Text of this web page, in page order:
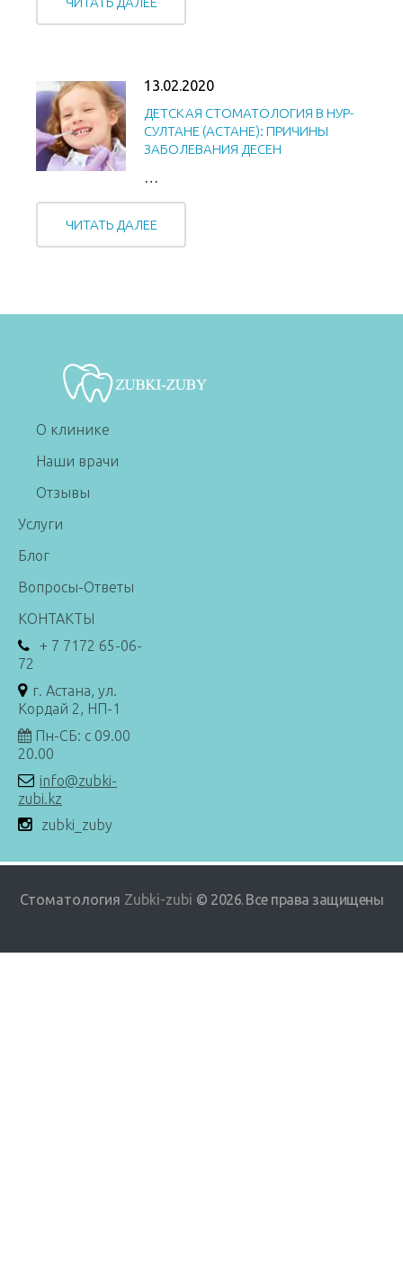
13.02.2020
ДЕТСКАЯ СТОМАТОЛОГИЯ В НУР-
СУЛТАНЕ (АСТАНЕ): ПРИЧИНЫ
ЗАБОЛЕВАНИЯ ДЕСЕН
…
ЧИТАТЬ ДАЛЕЕ
О клинике
Наши врачи
Отзывы
Услуги
Блог
Вопросы-Ответы
КОНТАКТЫ
+ 7 7172 65-06-
72
г. Астана, ул.
Кордай 2, НП-1
Пн-СБ: с 09.00
20.00
info@zubki-
zubi.kz
zubki_zuby
Стоматология Zubki-zubi © 2026. Все права защищены